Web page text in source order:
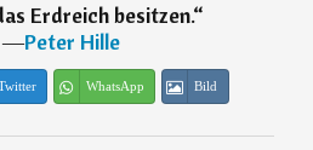
Erdreich besitzen.“
―Peter Hille
WhatsApp Bild